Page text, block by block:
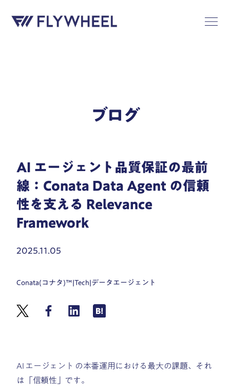
ブログ
AI エージェント品質保証の最前
線：Conata Data Agent の信頼
性を支える Relevance
Framework
2025.11.05
Conata(コナタ)™|Tech|データエージェント
AI エージェント の本番運用における最大の課題、それ
は「信頼性」です。